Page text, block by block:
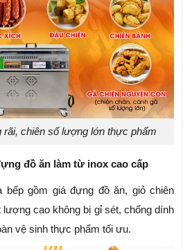
rãi, chiên số lượng lớn thực phẩm
đồ ăn làm từ inox cao cấp
bếp gồm giá đựng đồ ăn, giỏ chiên
cao không bị gỉ sét, chống dính
vệ sinh thực phẩm tối ưu.